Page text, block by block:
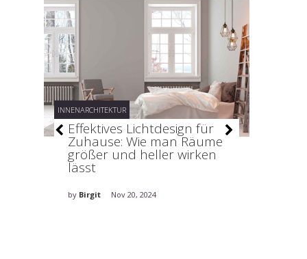
INNENARCHITEKTUR
Effektives Lichtdesign für
Zuhause: Wie man Räume
größer und heller wirken
lässt
by Birgit Nov 20, 2024